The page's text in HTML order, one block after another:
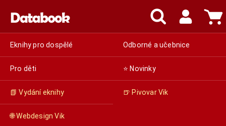
Eknihy pro dospělé Odborné a učebnice
Pro děti ⭐ Novinky
📗 Vydání eknihy 🍺 Pivovar Vik
🌐 Webdesign Vik